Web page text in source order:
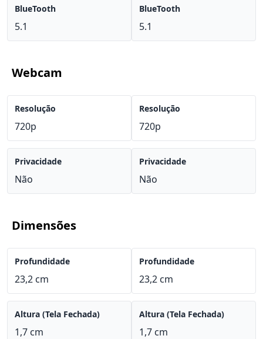
BlueTooth
5.1
BlueTooth
5.1
Webcam
Resolução
720p
Privacidade
Não
Resolução
720p
Privacidade
Não
Dimensões
Profundidade
23,2 cm
Altura (Tela Fechada)
1,7 cm
Profundidade
23,2 cm
Altura (Tela Fechada)
1,7 cm